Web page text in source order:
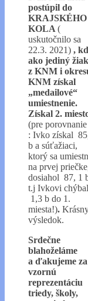
postúpil do
KRAJSKÉHO
KOLA (
uskutočnilo sa
22.3. 2021) ,
ako jediný žiak
z KNM i
KNM získal
„medailové“
umiestnenie.
Získal 2.
(pre porovnanie
: Ivko získal
b a súťažiaci,
ktorý sa
na prvej
dosiahol 87, 1
t.j Ivkovi
1,3 b do 1.
miesta!).
výsledok.
Srdečne
blahoželáme
a ďakujeme za
vzornú
reprezentáciu
triedy, školy,